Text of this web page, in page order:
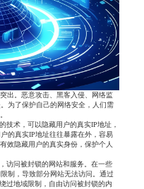
出。恶意攻击、黑客入侵、网络监
为了保护自己的网络安全，人们需
技术，可以隐藏用户的真实IP地址，
的真实IP地址往往暴露在外，容易
效隐藏用户的真实身份，保护个人
访问被封锁的网站和服务。在一些
制，导致部分网站无法访问。通过
过地域限制，自由访问被封锁的内